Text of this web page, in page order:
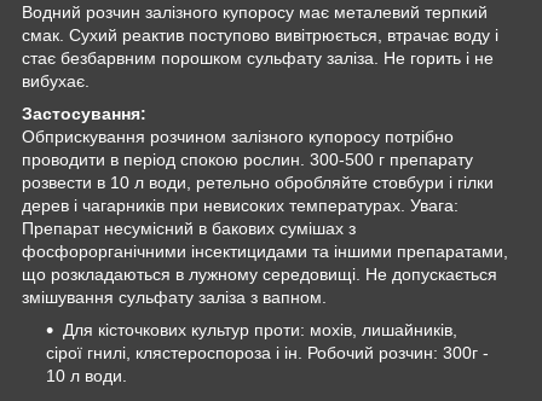
Водний розчин залізного купоросу має металевий терпкий
смак. Сухий реактив поступово вивітрюється, втрачає воду і
стає безбарвним порошком сульфату заліза. Не горить і не
вибухає.
Застосування:
Обприскування розчином залізного купоросу потрібно
проводити в період спокою рослин. 300-500 г препарату
розвести в 10 л води, ретельно обробляйте стовбури і гілки
дерев і чагарників при невисоких температурах. Увага:
Препарат несумісний в бакових сумішах з
фосфорорганічними інсектицидами та іншими препаратами,
що розкладаються в лужному середовищі. Не допускається
змішування сульфату заліза з вапном.
Для кісточкових культур проти: мохів, лишайників,
сірої гнилі, клястероспороза і ін. Робочий розчин: 300г -
10 л води.